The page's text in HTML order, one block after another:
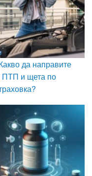
да направите
ПТП и щета по